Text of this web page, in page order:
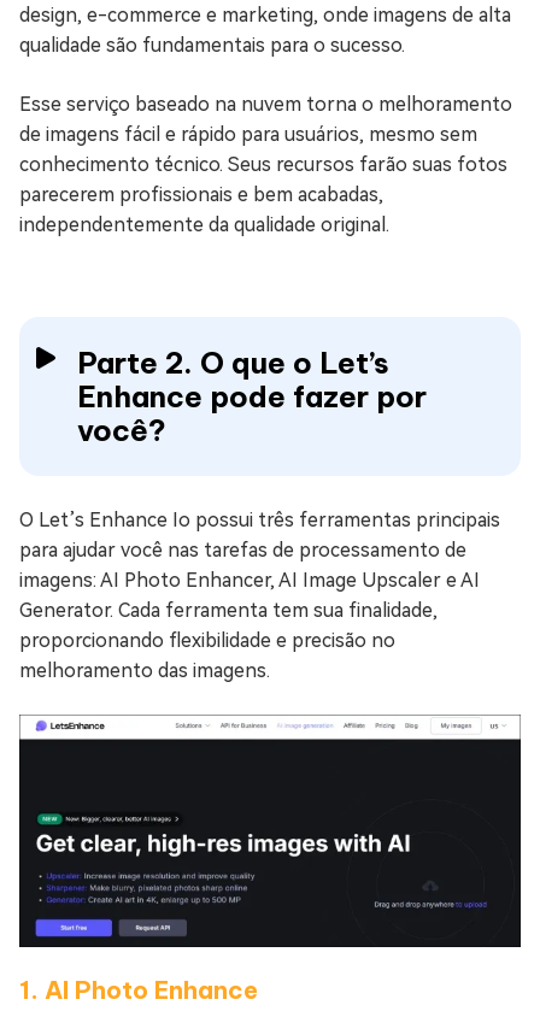
design, e-commerce e marketing, onde imagens de alta
qualidade são fundamentais para o sucesso.
Esse serviço baseado na nuvem torna o melhoramento
de imagens fácil e rápido para usuários, mesmo sem
conhecimento técnico. Seus recursos farão suas fotos
parecerem profissionais e bem acabadas,
independentemente da qualidade original.
Parte 2. O que o Let’s
Enhance pode fazer por
você?
O Let’s Enhance Io possui três ferramentas principais
para ajudar você nas tarefas de processamento de
imagens: AI Photo Enhancer, AI Image Upscaler e AI
Generator. Cada ferramenta tem sua finalidade,
proporcionando flexibilidade e precisão no
melhoramento das imagens.
1. AI Photo Enhance